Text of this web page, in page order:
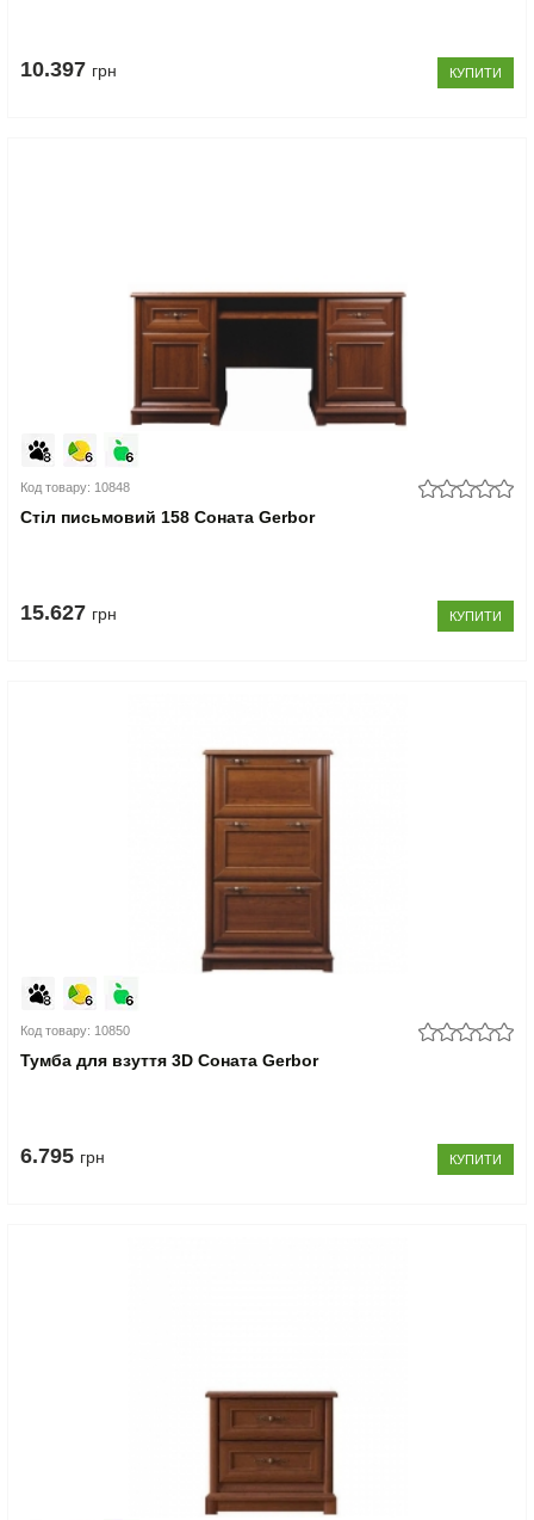
10.397 грн КУПИТИ
Код товару: 10848
Стіл письмовий 158 Соната Gerbor
15.627 грн КУПИТИ
Код товару: 10850
Тумба для взуття 3D Соната Gerbor
6.795 грн КУПИТИ